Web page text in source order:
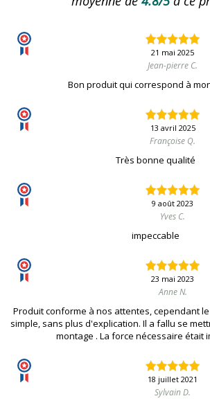
21 mai 2025
Jean-pierre C.
Bon produit qui correspond à
13 avril 2025
Françoise Q.
Très bonne qualité
9 août 2023
Yves C.
impeccable
23 mai 2023
Anne N.
Produit conforme à nos attentes, cependant
simple, sans plus d'explication. Il a fallu se
montage . La force nécessaire était
18 juillet 2021
Sylvain D.